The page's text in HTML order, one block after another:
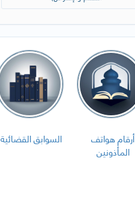
السوابق القضائية أرقام هواتف
المأذونين